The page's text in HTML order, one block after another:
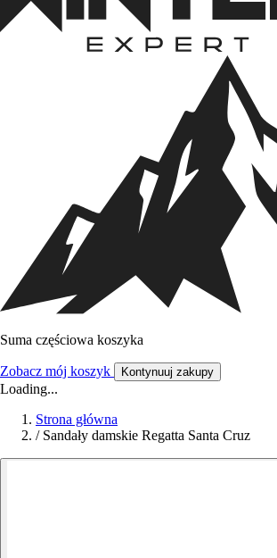
Suma częściowa koszyka
Zobacz mój koszyk Kontynuuj zakupy
Loading...
Strona główna
/ Sandały damskie Regatta Santa Cruz